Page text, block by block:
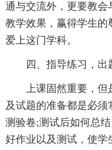
通与交流外，更要教
教学效果，赢得学生的
爱上这门学科。
四、指导练习，出
上课固然重要，但
及试题的准备都是必须
测验卷;测试后如何总
好作业以及测试，使学